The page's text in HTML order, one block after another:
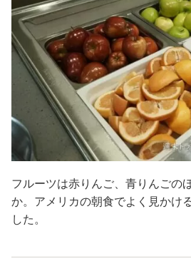
フルーツは赤りんご、青りんごの
か。アメリカの朝食でよく見かけ
した。